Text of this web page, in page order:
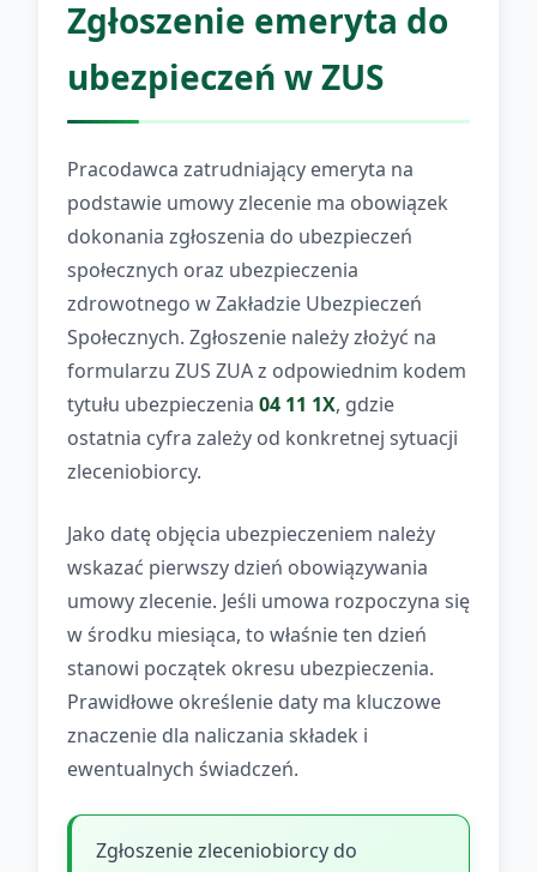
Zgłoszenie emeryta do
ubezpieczeń w ZUS
Pracodawca zatrudniający emeryta na
podstawie umowy zlecenie ma obowiązek
dokonania zgłoszenia do ubezpieczeń
społecznych oraz ubezpieczenia
zdrowotnego w Zakładzie Ubezpieczeń
Społecznych. Zgłoszenie należy złożyć na
formularzu ZUS ZUA z odpowiednim kodem
tytułu ubezpieczenia 04 11 1X, gdzie
ostatnia cyfra zależy od konkretnej sytuacji
zleceniobiorcy.
Jako datę objęcia ubezpieczeniem należy
wskazać pierwszy dzień obowiązywania
umowy zlecenie. Jeśli umowa rozpoczyna się
w środku miesiąca, to właśnie ten dzień
stanowi początek okresu ubezpieczenia.
Prawidłowe określenie daty ma kluczowe
znaczenie dla naliczania składek i
ewentualnych świadczeń.
Zgłoszenie zleceniobiorcy do